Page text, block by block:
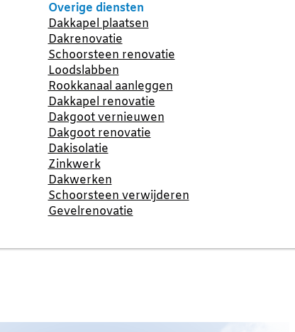
Overige diensten
Dakkapel plaatsen
Dakrenovatie
Schoorsteen renovatie
Loodslabben
Rookkanaal aanleggen
Dakkapel renovatie
Dakgoot vernieuwen
Dakgoot renovatie
Dakisolatie
Zinkwerk
Dakwerken
Schoorsteen verwijderen
Gevelrenovatie